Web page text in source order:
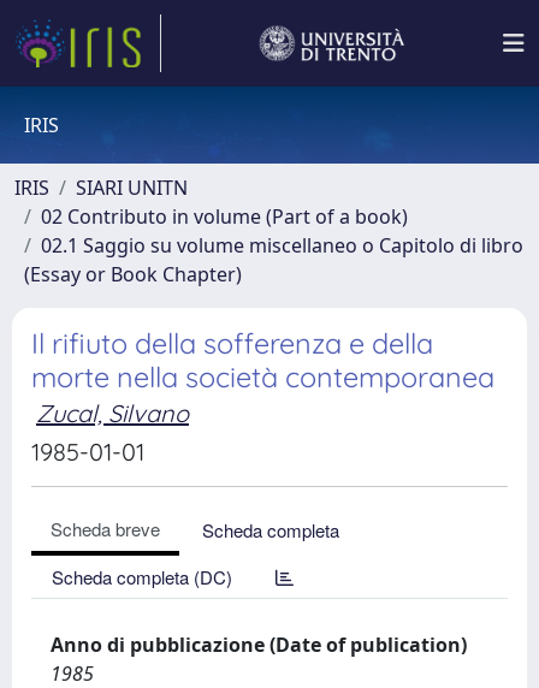
IRIS
IRIS
SIARI UNITN
02 Contributo in volume (Part of a book)
02.1 Saggio su volume miscellaneo o Capitolo di libro
(Essay or Book Chapter)
Il rifiuto della sofferenza e della
morte nella società contemporanea
Zucal, Silvano
1985-01-01
Scheda breve
Scheda completa
Scheda completa (DC)
Anno di pubblicazione (Date of publication)
1985